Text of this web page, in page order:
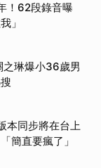
！62段錄音曝
」
之琳爆小36歲男
本同步將在台上
簡直要瘋了」